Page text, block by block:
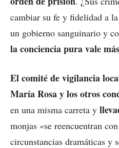
cambiar su fe y fidelidad a
un gobierno sanguinario y
la conciencia pura vale
El comité de vigilancia
María Rosa y los otros
en una misma carreta y
monjas «se reencuentran
circunstancias dramáticas y